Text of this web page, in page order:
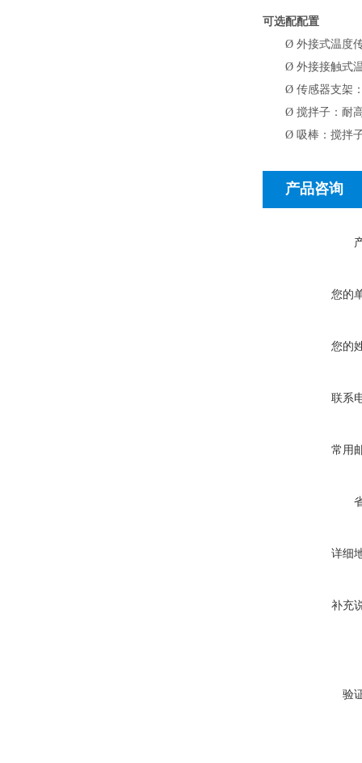
可选配配置
Ø 外接式温度
Ø 外接接触式
Ø 传感器支架
Ø 搅拌子：耐
Ø 吸棒：搅拌
产品咨询
您的
您的
联系
常用
详细
补充
验